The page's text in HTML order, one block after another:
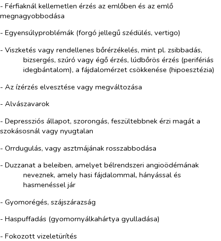
- Férfiaknál kellemetlen érzés az emlőben és az emlő
megnagyobbodása
- Egyensúlyproblémák (forgó jellegű szédülés, vertigo)
- Viszketés vagy rendellenes bőrérzékelés, mint pl. zsibbadás,
bizsergés, szúró vagy égő érzés, lúdbőrös érzés (perifériás
idegbántalom), a fájdalomérzet csökkenése (hipoesztézia)
- Az ízérzés elvesztése vagy megváltozása
- Alvászavarok
- Depressziós állapot, szorongás, feszültebbnek érzi magát a
szokásosnál vagy nyugtalan
- Orrdugulás, vagy asztmájának rosszabbodása
- Duzzanat a beleiben, amelyet bélrendszeri angioödémának
neveznek, amely hasi fájdalommal, hányással és
hasmenéssel jár
- Gyomorégés, szájszárazság
- Haspuffadás (gyomornyálkahártya gyulladása)
- Fokozott vizeletürítés